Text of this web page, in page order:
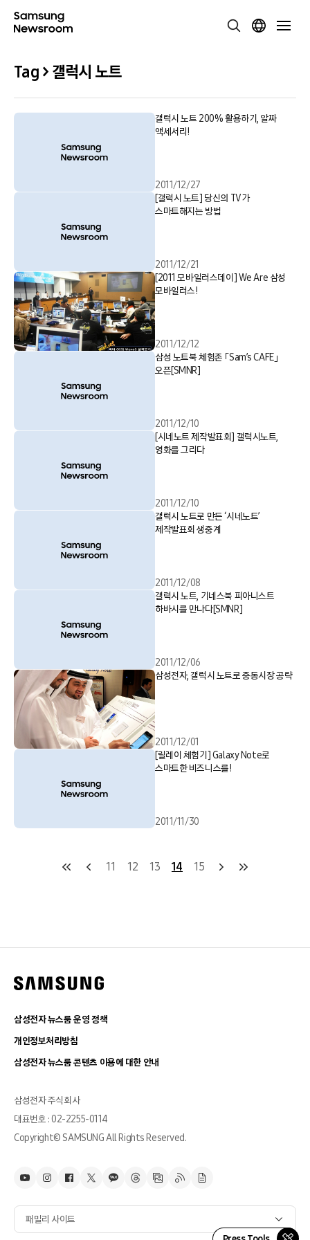
Tag > 갤럭시 노트
갤럭시 노트 200% 활용하기, 알짜
액세서리!
2011/12/27
[갤럭시 노트] 당신의 TV가
스마트해지는 방법
2011/12/21
[2011 모바일러스데이] We Are 삼성
모바일러스!
2011/12/12
삼성 노트북 체험존 「Sam’s CAFE」
오픈[SMNR]
2011/12/10
[시네노트 제작발표회] 갤럭시노트,
영화를 그리다
2011/12/10
갤럭시 노트로 만든 ‘시네노트’
제작발표회 생중계
2011/12/08
갤럭시 노트, 기네스북 피아니스트
하바시를 만나다[SMNR]
2011/12/06
삼성전자, 갤럭시 노트로 중동시장 공략
2011/12/01
[릴레이 체험기] Galaxy Note로
스마트한 비즈니스를!
2011/11/30
11 12 13 14 15
삼성전자 뉴스룸 운영 정책
개인정보처리방침
삼성전자 뉴스룸 콘텐츠 이용에 대한 안내
삼성전자 주식회사
대표번호 : 02-2255-0114
Copyright© SAMSUNG All Rights Reserved.
패밀리 사이트